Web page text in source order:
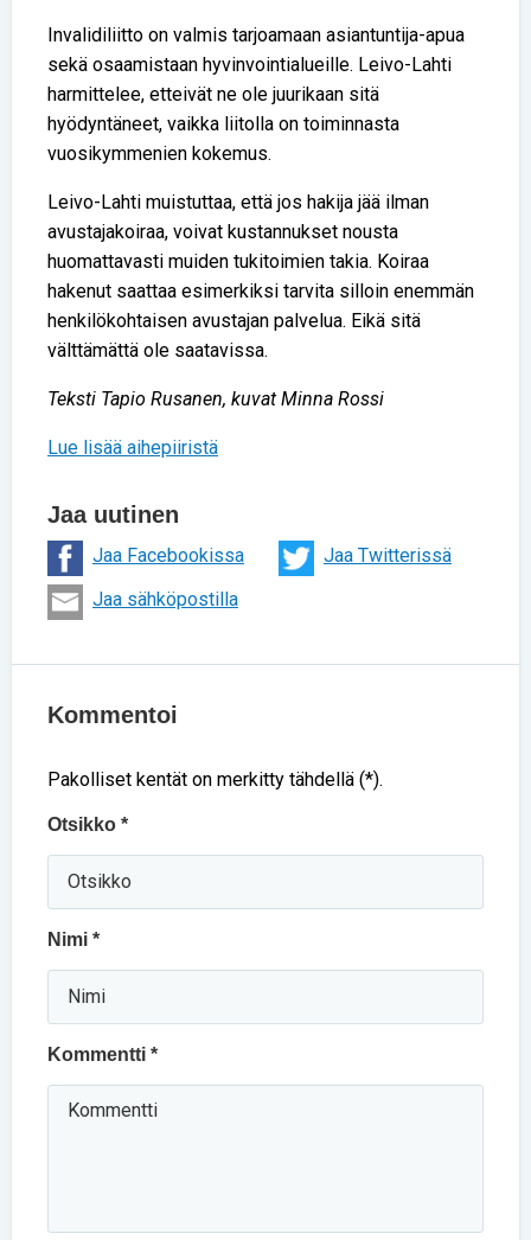
Invalidiliitto on valmis tarjoamaan asiantuntija-apua
sekä osaamistaan hyvinvointialueille. Leivo-Lahti
harmittelee, etteivät ne ole juurikaan sitä
hyödyntäneet, vaikka liitolla on toiminnasta
vuosikymmenien kokemus.
Leivo-Lahti muistuttaa, että jos hakija jää ilman
avustajakoiraa, voivat kustannukset nousta
huomattavasti muiden tukitoimien takia. Koiraa
hakenut saattaa esimerkiksi tarvita silloin enemmän
henkilökohtaisen avustajan palvelua. Eikä sitä
välttämättä ole saatavissa.
Teksti Tapio Rusanen, kuvat Minna Rossi
Lue lisää aihepiiristä
Jaa uutinen
Jaa Facebookissa
Jaa Twitterissä
Jaa sähköpostilla
Kommentoi
Pakolliset kentät on merkitty tähdellä (*).
Otsikko *
Nimi *
Kommentti *